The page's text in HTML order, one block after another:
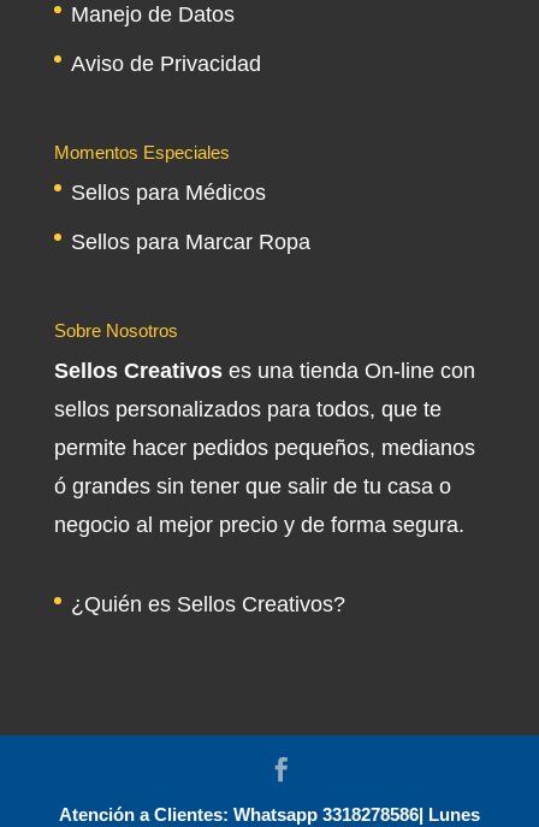
Manejo de Datos
Aviso de Privacidad
Momentos Especiales
Sellos para Médicos
Sellos para Marcar Ropa
Sobre Nosotros
Sellos Creativoses una tienda On-line con
sellos personalizados para todos, que te
permite hacer pedidos pequeños, medianos
ó grandes sin tener que salir de tu casa o
negocio al mejor precio y de forma segura.
¿Quién es Sellos Creativos?
Atención a Clientes: Whatsapp 3318278586| Lunes